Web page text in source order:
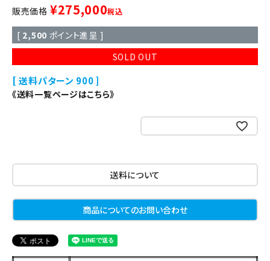
販売価格 ¥275,000税込
[ 2,500 ポイント進呈 ]
SOLD OUT
送料パターン 900
《送料一覧ページはこちら》
送料について
商品についてのお問い合わせ